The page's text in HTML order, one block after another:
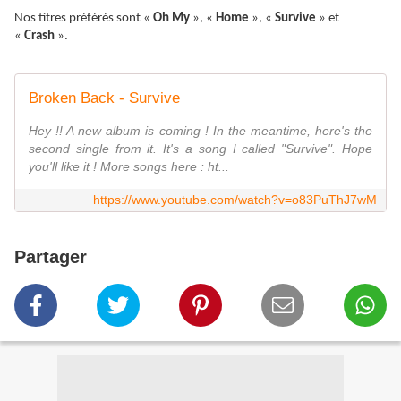
Nos titres préférés sont « Oh My », « Home », « Survive » et
« Crash ».
Broken Back - Survive
Hey !! A new album is coming ! In the meantime, here's the
second single from it. It's a song I called "Survive". Hope
you'll like it ! More songs here : ht...
https://www.youtube.com/watch?v=o83PuThJ7wM
Partager